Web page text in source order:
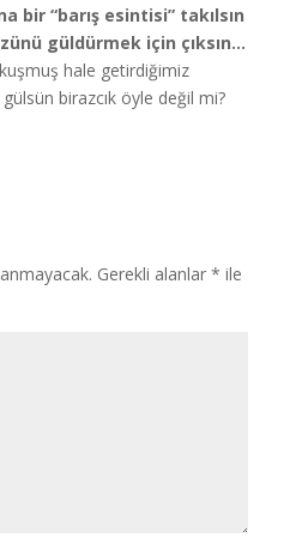
bir “barış esintisi” takılsın
güldürmek için çıksın…
hale getirdiğimiz
birazcık öyle değil mi?
Gerekli alanlar * ile